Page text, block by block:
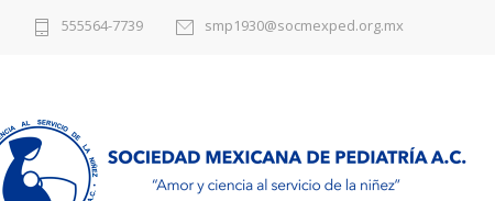
555564-7739 smp1930@socmexped.org.mx